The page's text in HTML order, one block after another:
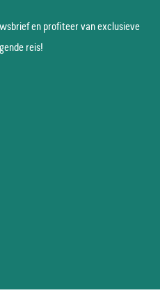
en profiteer van exclusieve
reis!